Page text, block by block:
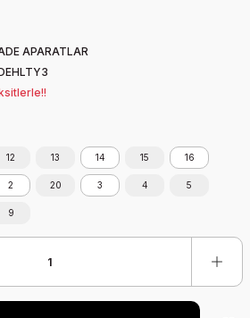
APARATLAR
12 13 14 15 16
2 20 3 4 5
9